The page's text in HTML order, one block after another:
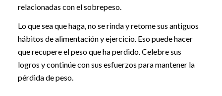
relacionadas con el sobrepeso.
Lo que sea que haga, no se rinda y retome sus antiguos
hábitos de alimentación y ejercicio. Eso puede hacer
que recupere el peso que ha perdido. Celebre sus
logros y continúe con sus esfuerzos para mantener la
pérdida de peso.